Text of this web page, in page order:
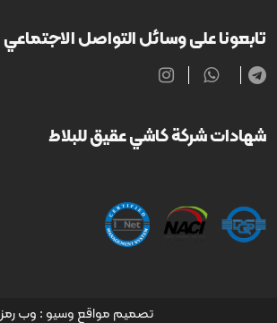
تابعونا على وسائل التواصل الاجتماعي
شهادات شركة كاشي عقيق للبلاط
تصميم مواقع وسيو: وب رمز